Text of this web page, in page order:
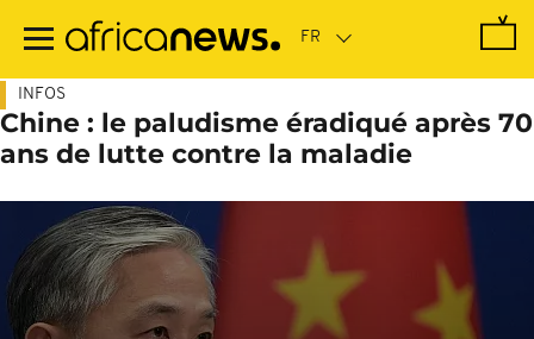
contenu
INFOS
Chine : le paludisme éradiqué après 70
ans de lutte contre la maladie